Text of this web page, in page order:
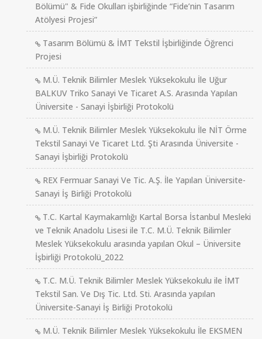
Bölümü" & Fide Okulları işbirliğinde “Fide’nin Tasarım
Atölyesi Projesi”
Tasarım Bölümü & İMT Tekstil İşbirliğinde Öğrenci
Projesi
M.Ü. Teknik Bilimler Meslek Yüksekokulu İle Uğur
BALKUV Triko Sanayi Ve Ticaret A.S. Arasında Yapılan
Üniversite - Sanayi İşbirliği Protokolü
M.Ü. Teknik Bilimler Meslek Yüksekokulu İle NİT Örme
Tekstil Sanayi Ve Ticaret Ltd. Şti Arasında Üniversite -
Sanayi İşbirliği Protokolü
REX Fermuar Sanayi Ve Tic. A.Ş. İle Yapılan Üniversite-
Sanayi İş Birliği Protokolü
T.C. Kartal Kaymakamlığı Kartal Borsa İstanbul Mesleki
ve Teknik Anadolu Lisesi ile T.C. M.Ü. Teknik Bilimler
Meslek Yüksekokulu arasında yapılan Okul – Üniversite
İşbirliği Protokolü_2022
T.C. M.Ü. Teknik Bilimler Meslek Yüksekokulu ile İMT
Tekstil San. Ve Dış Tic. Ltd. Sti. Arasında yapılan
Üniversite-Sanayi İş Birliği Protokolü
M.Ü. Teknik Bilimler Meslek Yüksekokulu İle EKSMEN